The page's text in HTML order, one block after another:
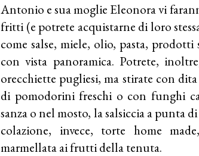
Antonio e sua moglie Eleonora vi
fritti (e potrete acquistarne di loro
come salse, miele, olio, pasta,
con vista panoramica. Potrete,
orecchiette pugliesi, ma stirate con
di pomodorini freschi o con funghi
sanza o nel mosto, la salsiccia a punta
colazione, invece, torte home
marmellata ai frutti della tenuta.